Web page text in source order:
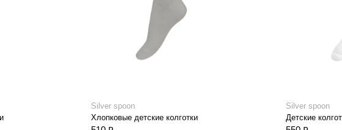
Silver spoon
Хлопковые детские колготки
Silver spoon
Детские